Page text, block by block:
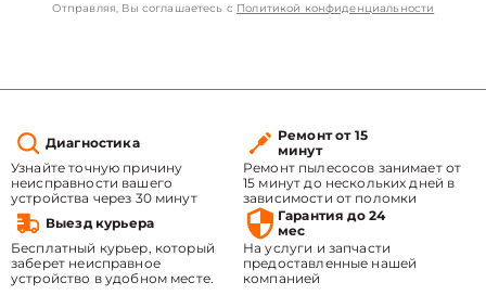
Отправляя, Вы соглашаетесь с Политикой конфиденциальности
Диагностика
Узнайте точную причину
неисправности вашего
устройства через 30 минут
Ремонт от 15
минут
Ремонт пылесосов занимает от
15 минут до нескольких дней в
зависимости от поломки
Выезд курьера
Бесплатный курьер, который
заберет неисправное
устройство в удобном месте.
Гарантия до 24
мес
На услуги и запчасти
предоставленные нашей
компанией